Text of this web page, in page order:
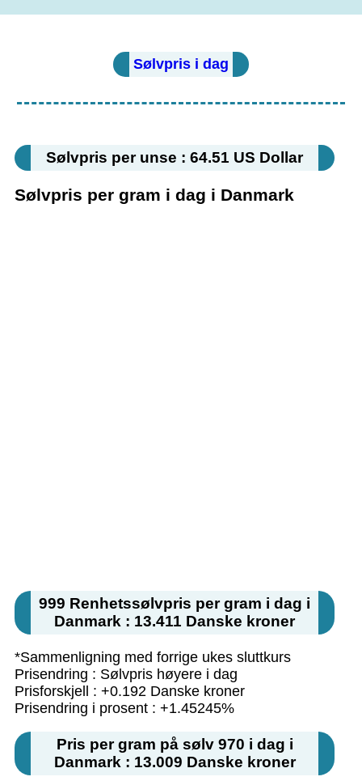
Sølvpris i dag
Sølvpris per unse : 64.51 US Dollar
Sølvpris per gram i dag i Danmark
999 Renhetssølvpris per gram i dag i
Danmark : 13.411 Danske kroner
*Sammenligning med forrige ukes sluttkurs
Prisendring : Sølvpris høyere i dag
Prisforskjell : +0.192 Danske kroner
Prisendring i prosent : +1.45245%
Pris per gram på sølv 970 i dag i
Danmark : 13.009 Danske kroner